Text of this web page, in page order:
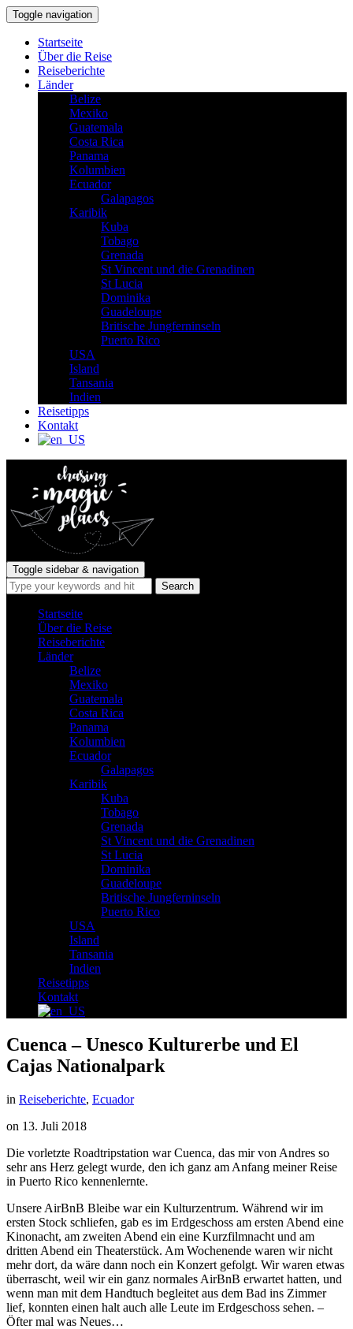
Toggle navigation
Startseite
Über die Reise
Reiseberichte
Länder
Belize
Mexiko
Guatemala
Costa Rica
Panama
Kolumbien
Ecuador
Galapagos
Karibik
Kuba
Tobago
Grenada
St Vincent und die Grenadinen
St Lucia
Dominika
Guadeloupe
Britische Jungferninseln
Puerto Rico
USA
Island
Tansania
Indien
Reisetipps
Kontakt
Toggle sidebar & navigation
Startseite
Über die Reise
Reiseberichte
Länder
Belize
Mexiko
Guatemala
Costa Rica
Panama
Kolumbien
Ecuador
Galapagos
Karibik
Kuba
Tobago
Grenada
St Vincent und die Grenadinen
St Lucia
Dominika
Guadeloupe
Britische Jungferninseln
Puerto Rico
USA
Island
Tansania
Indien
Reisetipps
Kontakt
Cuenca – Unesco Kulturerbe und El
Cajas Nationalpark
in Reiseberichte, Ecuador
on 13. Juli 2018
Die vorletzte Roadtripstation war Cuenca, das mir von Andres so
sehr ans Herz gelegt wurde, den ich ganz am Anfang meiner Reise
in Puerto Rico kennenlernte.
Unsere AirBnB Bleibe war ein Kulturzentrum. Während wir im
ersten Stock schliefen, gab es im Erdgeschoss am ersten Abend eine
Kinonacht, am zweiten Abend ein eine Kurzfilmnacht und am
dritten Abend ein Theaterstück. Am Wochenende waren wir nicht
mehr dort, da wäre dann noch ein Konzert gefolgt. Wir waren etwas
überrascht, weil wir ein ganz normales AirBnB erwartet hatten, und
wenn man mit dem Handtuch begleitet aus dem Bad ins Zimmer
lief, konnten einen halt auch alle Leute im Erdgeschoss sehen. –
Öfter mal was Neues…